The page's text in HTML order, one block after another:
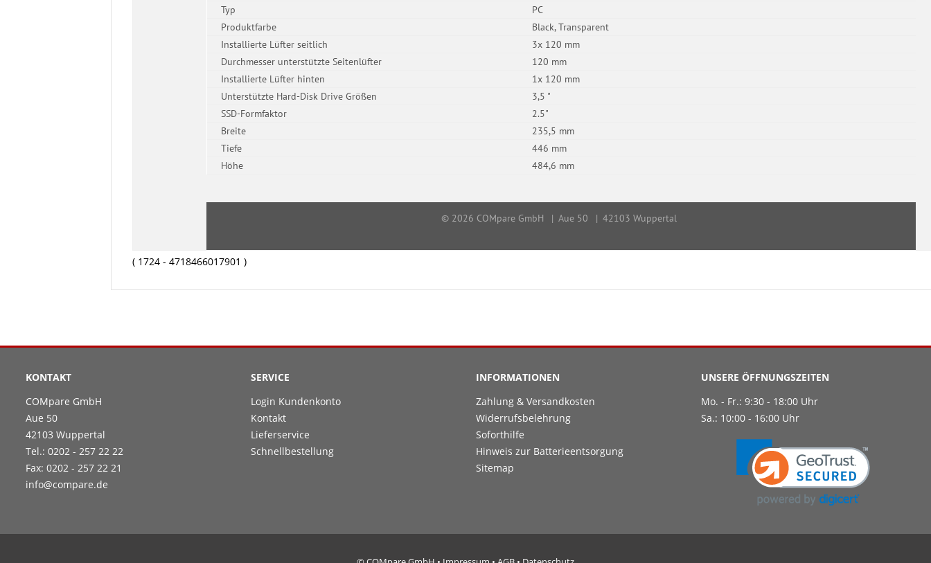
( 1724 - 4718466017901 )
KONTAKT
COMpare GmbH
Aue 50
42103 Wuppertal
Tel.: 0202 - 257 22 22
Fax: 0202 - 257 22 21
info@compare.de
SERVICE
Login Kundenkonto
Kontakt
Lieferservice
Schnellbestellung
INFORMATIONEN
Zahlung & Versandkosten
Widerrufsbelehrung
Soforthilfe
Hinweis zur Batterieentsorgung
Sitemap
UNSERE ÖFFNUNGSZEITEN
Mo. - Fr.: 9:30 - 18:00 Uhr
Sa.: 10:00 - 16:00 Uhr